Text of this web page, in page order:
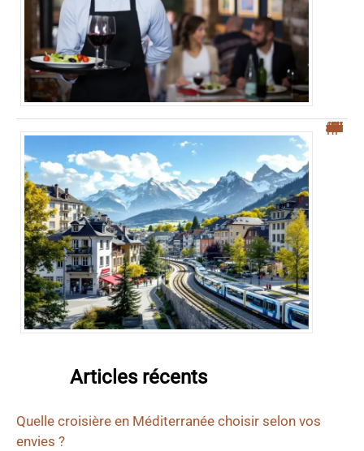
“Top 5 des villes frontières suisses pour une meilleure qualité de vie”
Articles récents
Quelle croisière en Méditerranée choisir selon vos
envies ?